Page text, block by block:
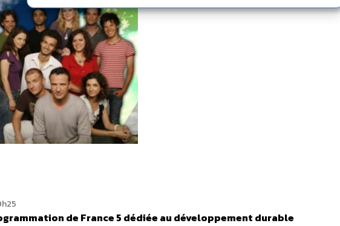
de France 5 dédiée au développement durable